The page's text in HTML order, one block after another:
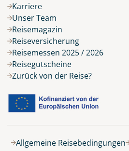
Karriere
Unser Team
Reisemagazin
Reiseversicherung
Reisemessen 2025 / 2026
Reisegutscheine
Zurück von der Reise?
Allgemeine Reisebedingungen